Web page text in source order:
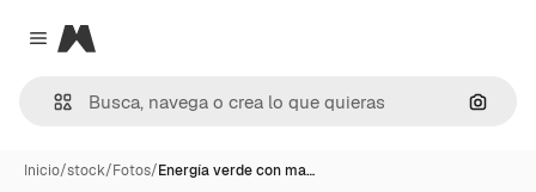
Close menu
Magnific
Inicio/stock/Fotos/Energía verde con ma…